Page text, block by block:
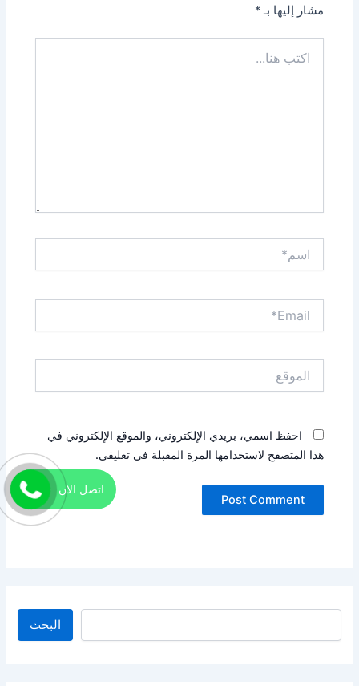
مشار إليها بـ*
هنا...
احفظ اسمي، بريدي الإلكتروني، والموقع الإلكتروني في
هذا المتصفح لاستخدامها المرة المقبلة في تعليقي.
البحث
اتصل الان